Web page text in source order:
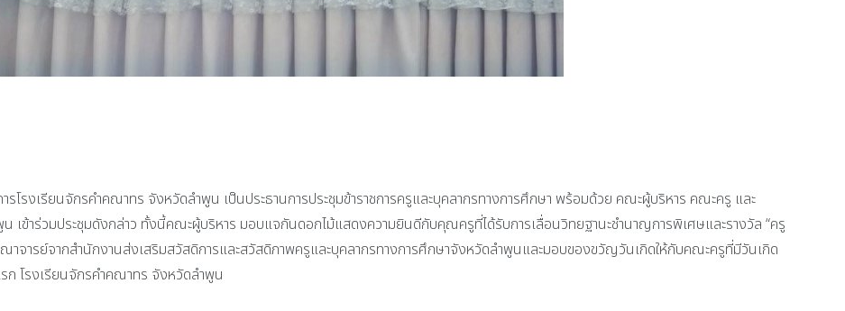
รงเรียนจักรคำคณาทร จังหวัดลำพูน เป็นประธานการประชุมข้าราชการครูและบุคลากรทางการศึกษา พร้อมด้วย คณะผู้บริหาร คณะครู และ
เข้าร่วมประชุมดังกล่าว ทั้งนี้คณะผู้บริหาร มอบแจกันดอกไม้แสดงความยินดีกับคุณครูที่ได้รับการเลื่อนวิทยฐานะชำนาญการพิเศษและรางวัล “ครู
าจารย์จากสำนักงานส่งเสริมสวัสดิการและสวัสดิภาพครูและบุคลากรทางการศึกษาจังหวัดลำพูนและมอบของขวัญวันเกิดให้กับคณะครูที่มีวันเกิด
ก โรงเรียนจักรคำคณาทร จังหวัดลำพูน